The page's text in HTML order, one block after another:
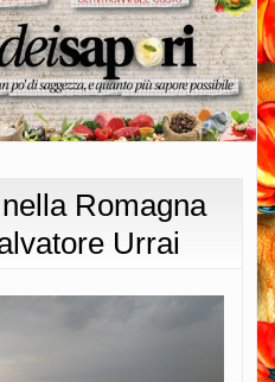
gustogustogusto
Romagna
Urrai